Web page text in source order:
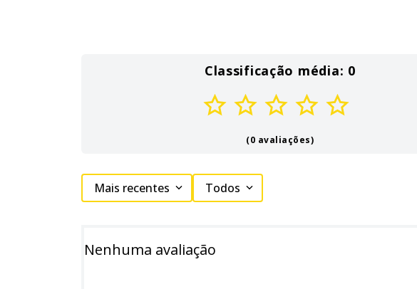
Classificação média: 0
(0 avaliações)
Mais recentes Todos
Nenhuma avaliação